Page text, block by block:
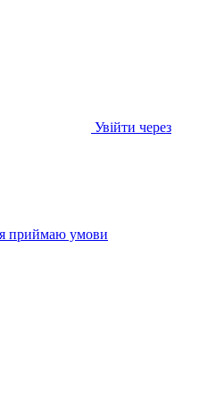
Увійти через
приймаю умови